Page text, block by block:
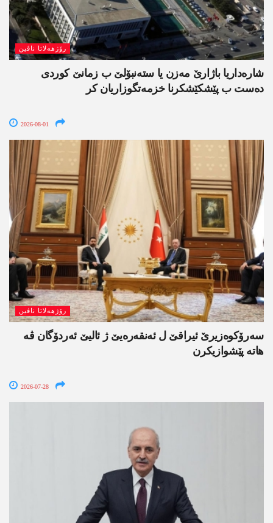
رۆژھەلاتا ناڤین
شارەداریا باژارێ مەزن یا ستەنبۆلێ ب زمانێ کوردی
دەست ب پێشکێشکرنا خزمەتگوزاریان کر
2026-08-01
رۆژھەلاتا ناڤین
سەرۆکوەزیرێ ئیراقێ ل ئەنقەرەیێ ژ ئالیێ ئەردۆگان ڤە
ھاتە پێشوازیکرن
2026-07-28